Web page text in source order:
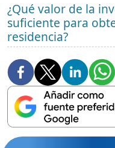
¿Qué valor de la
suficiente para
residencia?